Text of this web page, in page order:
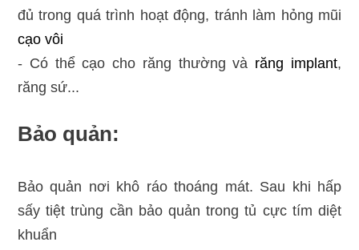
đủ trong quá trình hoạt động, tránh làm hỏng mũi
cạo vôi
- Có thể cạo cho răng thường và răng implant,
răng sứ...
Bảo quản:
Bảo quản nơi khô ráo thoáng mát. Sau khi hấp
sấy tiệt trùng cần bảo quản trong tủ cực tím diệt
khuẩn